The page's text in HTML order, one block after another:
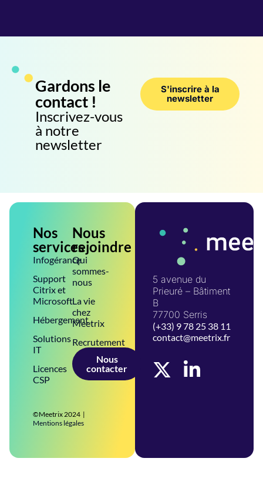
Gardons le
contact !
Inscrivez-vous
à notre
newsletter
S'inscrire à la
newsletter
5 avenue du
Prieuré – Bâtiment
B
77700 Serris
(+33) 9 78 25 38 11
contact@meetrix.fr
Nos
services
Infogérance
Support
Citrix et
Microsoft
Hébergement
Solutions
IT
Licences
CSP
Nous
rejoindre
Qui
sommes-
nous
La vie
chez
Meetrix
Recrutement
Nous
contacter
©Meetrix 2024 |
Mentions légales